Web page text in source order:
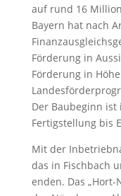
auf rund 16
Bayern hat nach
Förderung in
Förderung in
Der Baubeginn ist
Fertigstellung bis
Mit der
das in Fischbach
enden. Das